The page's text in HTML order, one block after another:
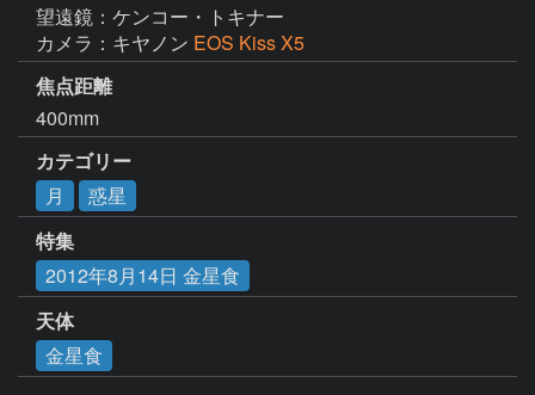
望遠鏡：ケンコー・トキナー
カメラ：キヤノン EOS Kiss X5
焦点距離
400mm
カテゴリー
月
惑星
特集
2012年8月14日 金星食
天体
金星食